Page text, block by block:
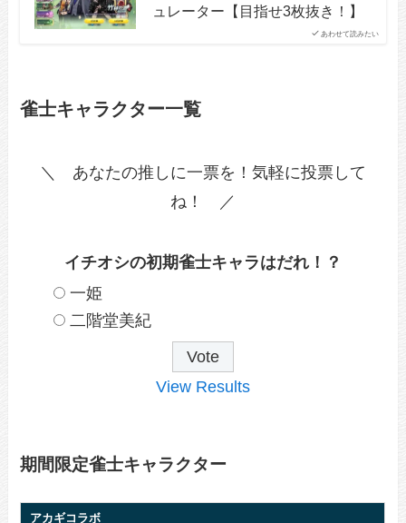
あわせて読みたい
ュレーター【目指せ3枚抜き！】
雀士キャラクター一覧
＼ あなたの推しに一票を！気軽に投票して
ね！ ／
イチオシの初期雀士キャラはだれ！？
一姫
二階堂美紀
View Results
期間限定雀士キャラクター
アカギコラボ